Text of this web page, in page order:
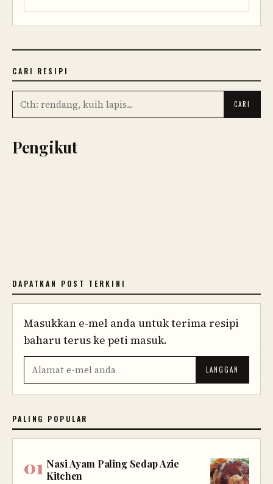
CARI RESIPI
Pengikut
DAPATKAN POST TERKINI
Masukkan e-mel anda untuk terima resipi
baharu terus ke peti masuk.
PALING POPULAR
Nasi Ayam Paling Sedap Azie
Kitchen